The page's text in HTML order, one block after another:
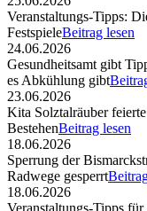
Veranstaltungs-Tipps:
FestspieleBeitrag lesen
24.06.2026
Gesundheitsamt gibt
es Abkühlung gibt
23.06.2026
Kita Solztalräuber
BestehenBeitrag lesen
18.06.2026
Sperrung der
Radwege gesperrt
18.06.2026